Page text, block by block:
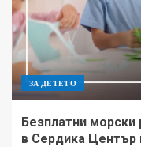
ЗА ДЕТЕТО
Безплатни морски
в Сердика Център